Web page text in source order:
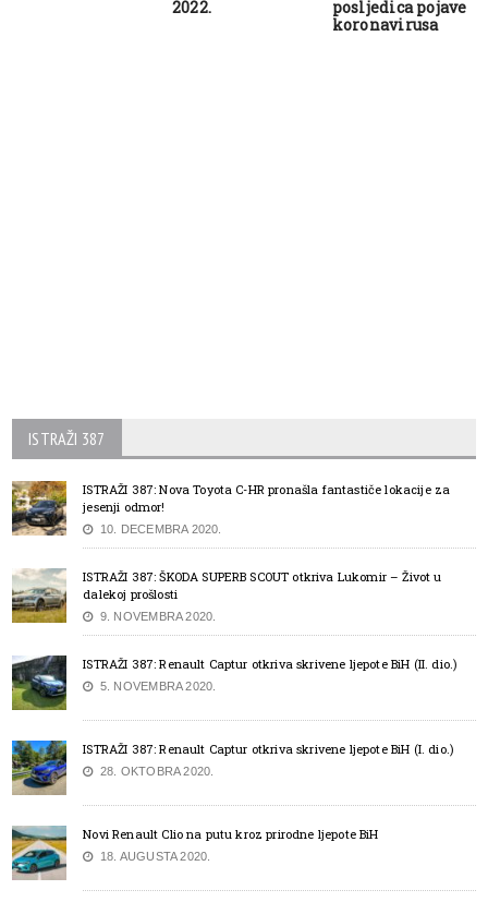
2022.
posljedica pojave
koronavirusa
ISTRAŽI 387
ISTRAŽI 387: Nova Toyota C-HR pronašla fantastiče lokacije za
jesenji odmor!
10. DECEMBRA 2020.
ISTRAŽI 387: ŠKODA SUPERB SCOUT otkriva Lukomir – Život u
dalekoj prošlosti
9. NOVEMBRA 2020.
ISTRAŽI 387: Renault Captur otkriva skrivene ljepote BiH (II. dio.)
5. NOVEMBRA 2020.
ISTRAŽI 387: Renault Captur otkriva skrivene ljepote BiH (I. dio.)
28. OKTOBRA 2020.
Novi Renault Clio na putu kroz prirodne ljepote BiH
18. AUGUSTA 2020.